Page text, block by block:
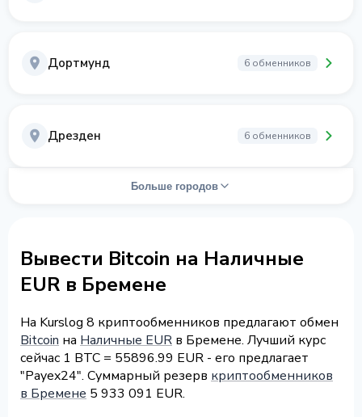
Дортмунд 6 обменников
Дрезден 6 обменников
Больше городов
Вывести Bitcoin на Наличные
EUR в Бремене
На Kurslog 8 криптообменников предлагают обмен
Bitcoin на Наличные EUR в Бремене. Лучший курс
сейчас 1 BTC = 55896.99 EUR - его предлагает
"Payex24". Суммарный резерв криптообменников
в Бремене 5 933 091 EUR.